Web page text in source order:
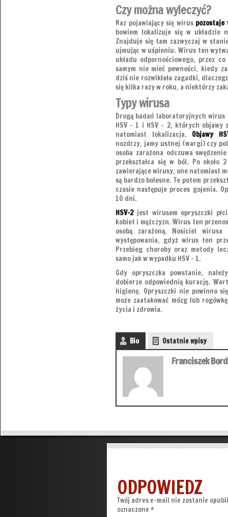
Czy można wyleczyć?
Raz pojawiający się wirus pozostaje
bowiem lokalizuje się w układzie
Znajduje się tam zazwyczaj w
ujmując w uśpieniu. Wirus ten
układu odpornościowego, przez
samym nie mieć pewności, kiedy
dziś nie rozwikłała zagadki,
się kilka razy w roku, a niektórzy
Typy wirusa
Drogą badań laboratoryjnych
HSV – 1 i HSV – 2, których
natomiast lokalizacja. Objawy
nozdrzy, jamy ustnej (wargi) czy
osoba zarażona odczuwa
przekształca się w ból. Po około
zawierające wirusy, one natomiast
są bardzo bolesne. Te potem
czasie następuje proces gojenia.
10 dni.
HSV-2jest wirusem opryszczki
kobiet i mężczyzn. Wirus ten
osobą zarażoną. Nosiciel
występowania, gdyż wirus ten
Przebieg choroby oraz metody
samo jak w wypadku HSV – 1.
Gdy opryszczka powstanie,
dobierze odpowiednią kurację.
higienę. Opryszczki nie powinno
może zaatakować mózg lub
życia i zdrowia.
Bio Ostatnie wpisy
Franciszek
ODPOWIEDZ
Twój adres e-mail nie zostanie
oznaczone *